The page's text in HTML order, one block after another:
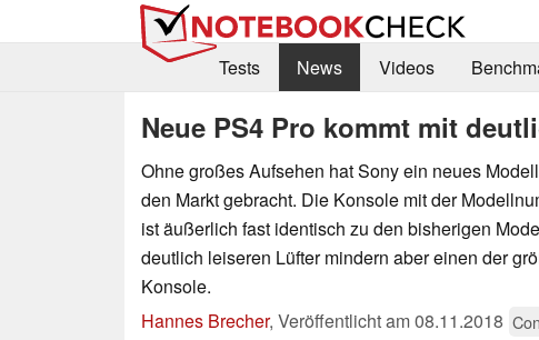
Tests
News Videos
Neue PS4 Pro kommt mit
Ohne großes Aufsehen hat Sony ein neues
den Markt gebracht. Die Konsole mit der
ist äußerlich fast identisch zu den bisherigen
deutlich leiseren Lüfter mindern aber einen der
Konsole.
Hannes Brecher, Veröffentlicht am08.11.2018